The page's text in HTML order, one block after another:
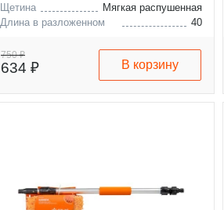
Щетина
Мягкая распушенная
Длина в разложенном
40
Ширина щетки, см 16
750 ₽
634 ₽ В корзину